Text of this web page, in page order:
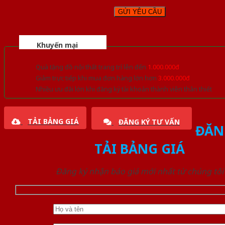
Khuyến mại
Quà tặng đồ nội thất trang trí lên đến 1.000.000đ
Giảm trực tiếp khi mua đơn hàng lớn hơn 3.000.000đ
Nhiều ưu đãi lớn khi đăng ký tài khoản thành viên thân thiết
TẢI BẢNG GIÁ ĐĂNG KÝ TƯ VẤN
TẢI BẢNG GIÁ
Đăng ký nhận báo giá mới nhất từ chúng tôi